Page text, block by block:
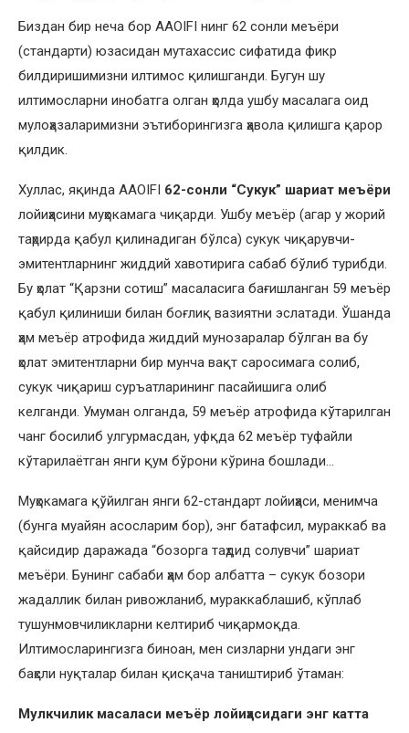
Биздан бир неча бор AAOIFI нинг 62 сонли меъёри
(стандарти) юзасидан мутахассис сифатида фикр
билдиришимизни илтимос қилишганди. Бугун шу
илтимосларни инобатга олган ҳолда ушбу масалага оид
мулоҳазаларимизни эътиборингизга ҳавола қилишга қарор
қилдик.
Хуллас, яқинда AAOIFI 62-сонли “Сукук” шариат меъёри
лойиҳасини муҳокамага чиқарди. Ушбу меъёр (агар у жорий
таҳрирда қабул қилинадиган бўлса) сукук чиқарувчи-
эмитентларнинг жиддий хавотирига сабаб бўлиб турибди.
Бу ҳолат “Қарзни сотиш” масаласига бағишланган 59 меъёр
қабул қилиниши билан боғлиқ вазиятни эслатади. Ўшанда
ҳам меъёр атрофида жиддий мунозаралар бўлган ва бу
ҳолат эмитентларни бир мунча вақт саросимага солиб,
сукук чиқариш суръатларининг пасайишига олиб
келганди. Умуман олганда, 59 меъёр атрофида кўтарилган
чанг босилиб улгурмасдан, уфқда 62 меъёр туфайли
кўтарилаётган янги қум бўрони кўрина бошлади…
Муҳокамага қўйилган янги 62-стандарт лойиҳаси, менимча
(бунга муайян асосларим бор), энг батафсил, мураккаб ва
қайсидир даражада “бозорга таҳдид солувчи” шариат
меъёри. Бунинг сабаби ҳам бор албатта – сукук бозори
жадаллик билан ривожланиб, мураккаблашиб, кўплаб
тушунмовчиликларни келтириб чиқармоқда.
Илтимосларингизга биноан, мен сизларни ундаги энг
баҳсли нуқталар билан қисқача таништириб ўтаман:
Мулкчилик масаласи меъёр лойиҳасидаги энг катта